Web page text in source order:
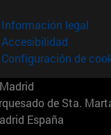
Información legal
Accesibilidad
Configuración de
de Sta.
España